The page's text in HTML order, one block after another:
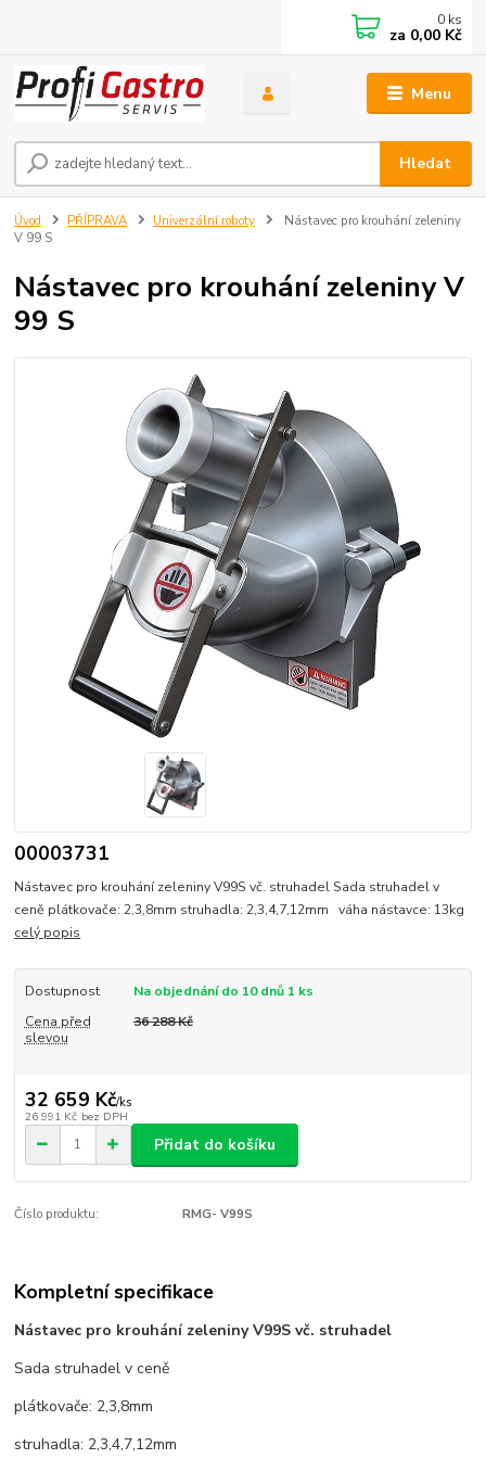
Menu
Hledat
0 ks
za 0,00 Kč
Úvod PŘÍPRAVA Univerzální roboty
Nástavec pro krouhání zeleniny
V 99 S
Nástavec pro krouhání zeleniny V
99 S
00003731
Nástavec pro krouhání zeleniny V99S vč. struhadel Sada struhadel v
ceně plátkovače: 2,3,8mm struhadla: 2,3,4,7,12mm váha nástavce: 13kg
celý popis
Dostupnost
Na objednání do 10 dnů 1 ks
Cena před
slevou
36 288 Kč
32 659 Kč/ks
26 991 Kč bez DPH
Přidat do košíku
Číslo produktu: RMG- V99S
Kompletní specifikace
Nástavec pro krouhání zeleniny V99S vč. struhadel
Sada struhadel v ceně
plátkovače: 2,3,8mm
struhadla: 2,3,4,7,12mm